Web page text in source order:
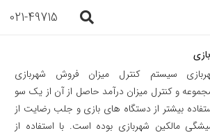
021-49715
سیستم کنترل میزان فروش شهربازی
و کنترل میزان درآمد حاصل از آن از یک سو
بیشتر از دستگاه های بازی و جلب رضایت از
مالکین شهربازی بوده است. با استفاده از